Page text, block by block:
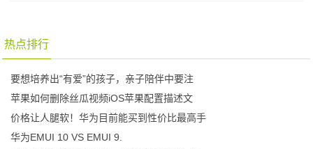
热点排行
要想培养出“有爱”的孩子，亲子陪伴中要注
苹果如何删除丝瓜视频iOS苹果配置描述文
价格让人腿软！华为目前能买到性价比最高手
华为EMUI 10 VS EMUI 9.